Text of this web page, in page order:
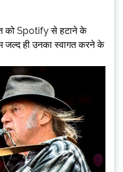
को Spotify से हटाने के
ही उनका स्वागत करने के